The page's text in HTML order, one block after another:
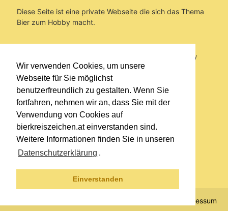
Wir verwenden Cookies, um unsere
Webseite für Sie möglichst
benutzerfreundlich zu gestalten. Wenn Sie
fortfahren, nehmen wir an, dass Sie mit der
Verwendung von Cookies auf
bierkreiszeichen.at einverstanden sind.
Weitere Informationen finden Sie in unseren
Datenschutzerklärung .
Einverstanden
Diese Seite ist eine private Webseite die sich das Thema
Bier zum Hobby macht.
Sie befinden sich auf https://www.bierkreiszeichen.at/
im Pfad:Bierkreiszeichen/Gesammelte Biere
Erstellt: 2026-08-07
Links
Impressum
Datenschutzerklärung
Impressum